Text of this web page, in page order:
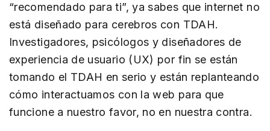
“recomendado para ti”, ya sabes que internet no
está diseñado para cerebros con TDAH.
Investigadores, psicólogos y diseñadores de
experiencia de usuario (UX) por fin se están
tomando el TDAH en serio y están replanteando
cómo interactuamos con la web para que
funcione a nuestro favor, no en nuestra contra.